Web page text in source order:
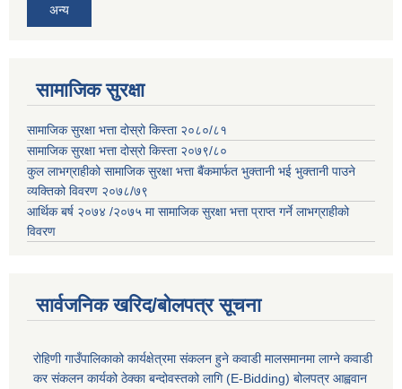
अन्य
सामाजिक सुरक्षा
सामाजिक सुरक्षा भत्ता दोस्रो किस्ता २०८०/८१
सामाजिक सुरक्षा भत्ता दोस्रो किस्ता २०७९/८०
कुल लाभग्राहीको सामाजिक सुरक्षा भत्ता बैंकमार्फत भुक्तानी भई भुक्तानी पाउने
व्यक्तिको विवरण २०७८/७९
आर्थिक बर्ष २०७४ /२०७५ मा सामाजिक सुरक्षा भत्ता प्राप्त गर्ने लाभग्राहीको
विवरण
सार्वजनिक खरिद/बोलपत्र सूचना
रोहिणी गाउँपालिकाको कार्यक्षेत्रमा संकलन हुने कवाडी मालसमानमा लाग्ने कवाडी
कर संकलन कार्यको ठेक्का बन्दोवस्तको लागि (E-Bidding) बोलपत्र आह्ववान